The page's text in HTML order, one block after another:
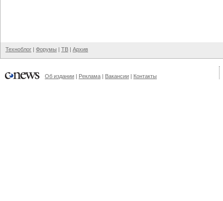
Техноблог | Форумы | ТВ | Архив
Об издании | Реклама | Вакансии | Контакты